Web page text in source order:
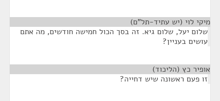
מיקי לוי (יש עתיד-תל"ם)
שלום יעל, שלום גיא. זה בסך הכול חמישה חודשים, מה אתם
עושים בעניין?
אופיר כץ (הליכוד)
זו פעם ראשונה שיש דחייה?